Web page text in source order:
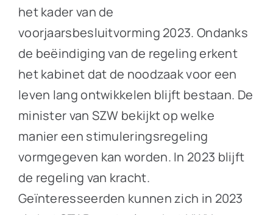
het kader van de
voorjaarsbesluitvorming 2023. Ondanks
de beëindiging van de regeling erkent
het kabinet dat de noodzaak voor een
leven lang ontwikkelen blijft bestaan. De
minister van SZW bekijkt op welke
manier een stimuleringsregeling
vormgegeven kan worden. In 2023 blijft
de regeling van kracht.
Geïnteresseerden kunnen zich in 2023